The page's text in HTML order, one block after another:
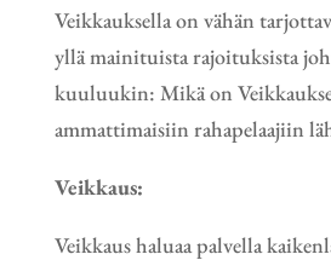
Veikkauksella on vähän
yllä mainituista rajoituksista
kuuluukin: Mikä on
ammattimaisiin rahapelaajiin
Veikkaus:
Veikkaus haluaa palvella